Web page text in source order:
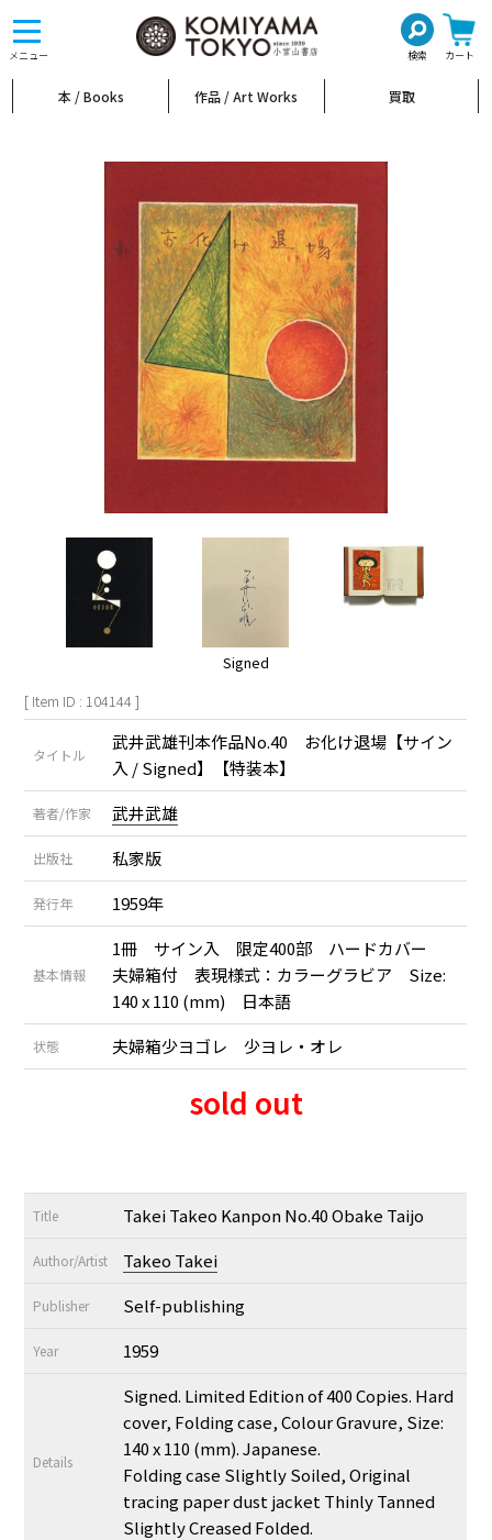
メニュー 検索 カート
toggle
navigation
本 / Books 作品 / Art Works 買取
Signed
[ Item ID : 104144 ]
タイトル
武井武雄刊本作品No.40 お化け退場【サイン
入 / Signed】【特装本】
著者/作家 武井武雄
出版社 私家版
発行年 1959年
基本情報
1冊 サイン入 限定400部 ハードカバー
夫婦箱付 表現様式：カラーグラビア Size:
140 x 110 (mm) 日本語
状態 夫婦箱少ヨゴレ 少ヨレ・オレ
sold out
Title Takei Takeo Kanpon No.40 Obake Taijo
Author/Artist Takeo Takei
Publisher Self-publishing
Year 1959
Details
Signed. Limited Edition of 400 Copies. Hard
cover, Folding case, Colour Gravure, Size:
140 x 110 (mm). Japanese.
Folding case Slightly Soiled, Original
tracing paper dust jacket Thinly Tanned
Slightly Creased Folded.